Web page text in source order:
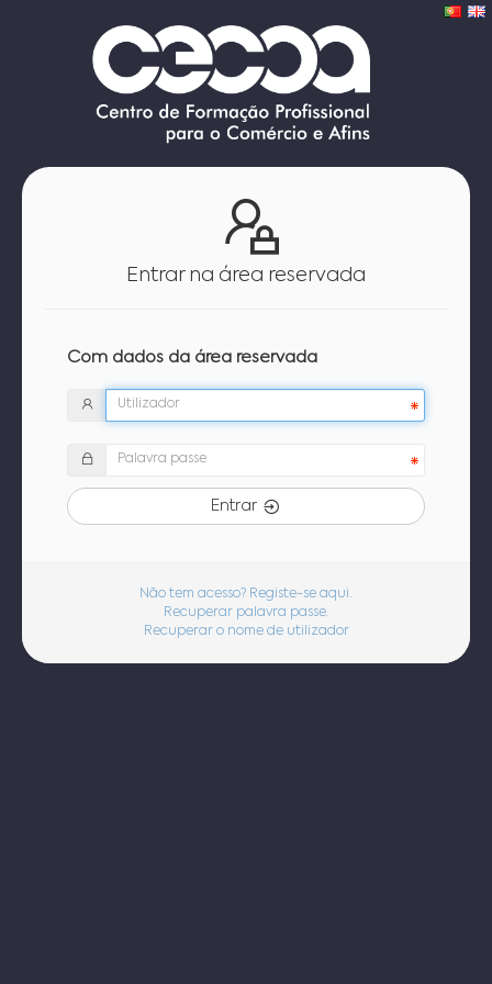
Entrar na área reservada
Com dados da área reservada
Entrar
Não tem acesso? Registe-se aqui.
Recuperar palavra passe.
Recuperar o nome de utilizador